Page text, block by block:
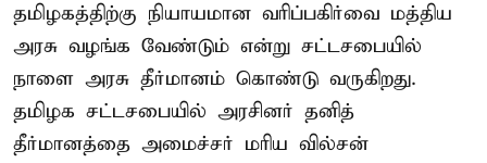
தமிழகத்திற்கு நியாயமான வரிப்பகிர்வை மத்திய
அரசு வழங்க வேண்டும் என்று சட்டசபையில்
நாளை அரசு தீர்மானம் கொண்டு வருகிறது.
தமிழக சட்டசபையில் அரசினர் தனித்
தீர்மானத்தை அமைச்சர் மரிய வில்சன்